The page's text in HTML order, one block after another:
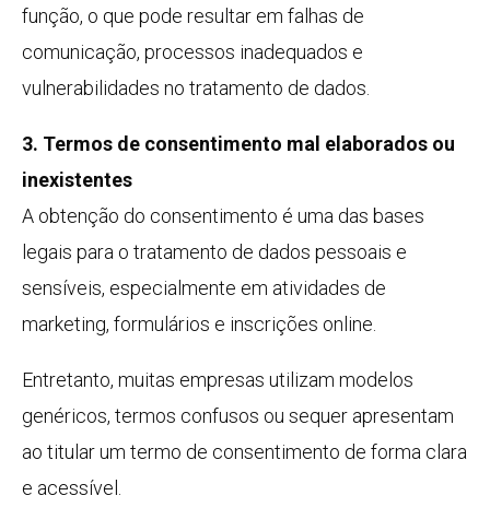
função, o que pode resultar em falhas de
comunicação, processos inadequados e
vulnerabilidades no tratamento de dados.
3. Termos de consentimento mal elaborados ou
inexistentes
A obtenção do consentimento é uma das bases
legais para o tratamento de dados pessoais e
sensíveis, especialmente em atividades de
marketing, formulários e inscrições online.
Entretanto, muitas empresas utilizam modelos
genéricos, termos confusos ou sequer apresentam
ao titular um termo de consentimento de forma clara
e acessível.